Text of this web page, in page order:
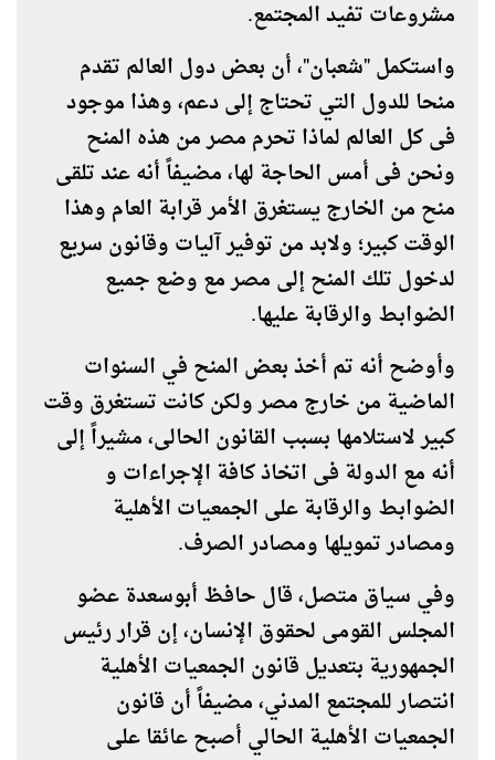
مشروعات تفيد المجتمع.
واستكمل "شعبان"، أن بعض دول العالم تقدم
منحا للدول التي تحتاج إلى دعم، وهذا موجود
فى كل العالم لماذا تحرم مصر من هذه المنح
ونحن فى أمس الحاجة لها، مضيفاً أنه عند تلقى
منح من الخارج يستغرق الأمر قرابة العام وهذا
الوقت كبير؛ ولابد من توفير آليات وقانون سريع
لدخول تلك المنح إلى مصر مع وضع جميع
الضوابط والرقابة عليها.
وأوضح أنه تم أخذ بعض المنح في السنوات
الماضية من خارج مصر ولكن كانت تستغرق وقت
كبير لاستلامها بسبب القانون الحالى، مشيراً إلى
أنه مع الدولة فى اتخاذ كافة الإجراءات و
الضوابط والرقابة على الجمعيات الأهلية
ومصادر تمويلها ومصادر الصرف.
وفي سياق متصل، قال حافظ أبوسعدة عضو
المجلس القومى لحقوق الإنسان، إن قرار رئيس
الجمهورية بتعديل قانون الجمعيات الأهلية
انتصار للمجتمع المدني، مضيفاً أن قانون
الجمعيات الأهلية الحالي أصبح عائقا على